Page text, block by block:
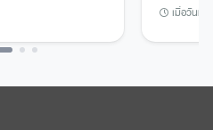
เมื่อวันที่